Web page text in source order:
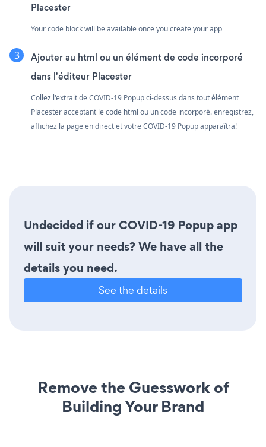
Placester
Your code block will be available once you create your app
Ajouter au html ou un élément de code incorporé
dans l'éditeur Placester
Collez l'extrait de COVID-19 Popup ci-dessus dans tout élément
Placester acceptant le code html ou un code incorporé. enregistrez,
affichez la page en direct et votre COVID-19 Popup apparaîtra!
Undecided if our COVID-19 Popup app
will suit your needs? We have all the
details you need.
See the details
Remove the Guesswork of
Building Your Brand